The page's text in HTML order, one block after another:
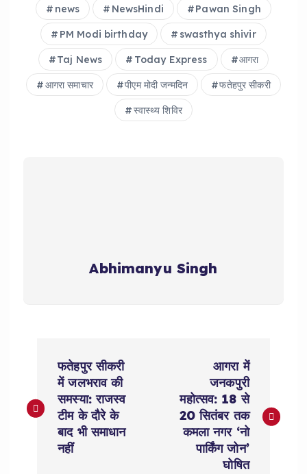
news NewsHindi Pawan Singh
PM Modi birthday swasthya shivir
Taj News Today Express आगरा
आगरा समाचार पीएम मोदी जन्मदिन फतेहपुर सीकरी
स्वास्थ्य शिविर
Abhimanyu Singh
s
फतेहपुर सीकरी
में जलभराव की
समस्या: राजस्व
टीम के दौरे के
बाद भी समाधान
नहीं
आगरा में
जनकपुरी
महोत्सव: 18 से
20 सितंबर तक
कमला नगर ‘नो
पार्किंग जोन’
घोषित